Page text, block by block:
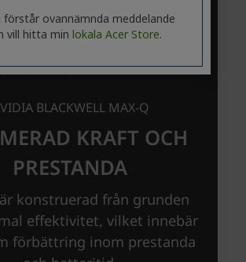
förstår ovannämnda meddelande
vill hitta min lokala Acer Store.